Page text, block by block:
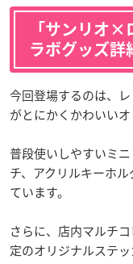
「サンリオ×
ラボグッズ詳
今回登場するのは、
がとにかくかわいい
普段使いしやすいミ
チ、アクリルキーホ
ています。
さらに、店内マルチ
定のオリジナルステ